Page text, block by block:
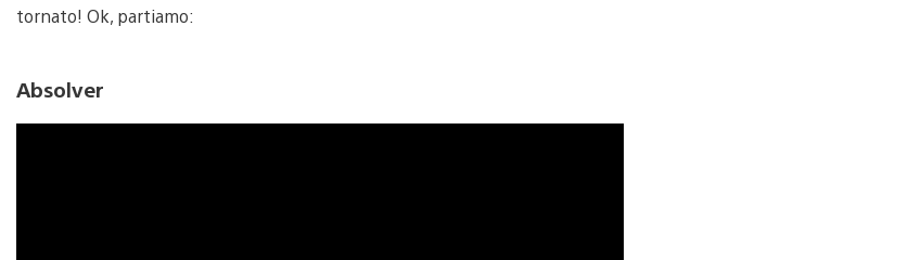
tornato! Ok, partiamo:
Absolver